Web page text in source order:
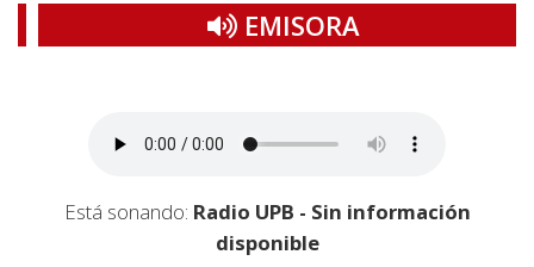
EMISORA
Está sonando: Radio UPB - Sin información
disponible